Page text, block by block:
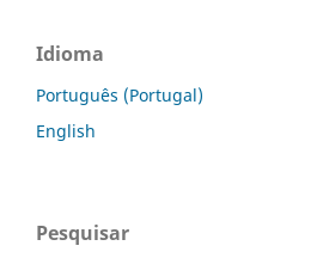
Idioma
Português (Portugal)
English
Pesquisar